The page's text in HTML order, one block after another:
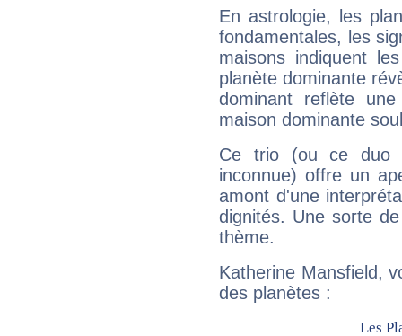
En astrologie, les
fondamentales, les
maisons indiquent
planète dominante
dominant reflète
maison dominante
Ce trio (ou ce duo
inconnue) offre un
amont d'une
dignités. Une sorte
thème.
Katherine Mansfield,
des planètes :